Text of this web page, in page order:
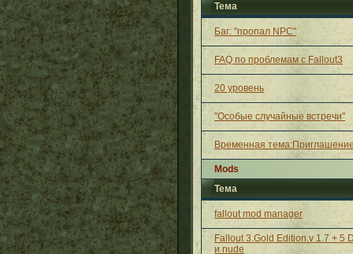
Тема
Баг: "пропал NPC"
FAQ по проблемам с Fallout3
20 уровень
"Особые случайные встречи"
Временная
Mods
Тема
fallout mod manager
Fallout 3.Gold Edition.v 1.7 + 5
и nude